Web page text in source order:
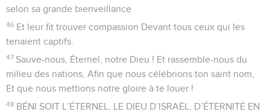
selon sa grande bienveillance
46 Et leur fit trouver compassion Devant tous ceux qui les
tenaient captifs.
47 Sauve-nous, Éternel, notre Dieu ! Et rassemble-nous du
milieu des nations, Afin que nous célébrions ton saint nom,
Et que nous mettions notre gloire à te louer !
48 BÉNI SOIT L’ÉTERNEL, LE DIEU D’ISRAËL, D’ÉTERNITÉ EN